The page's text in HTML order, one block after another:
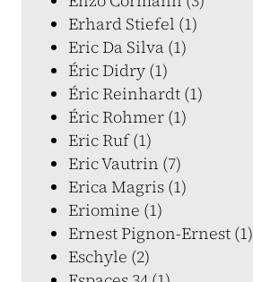
Erhard Stiefel (1)
Eric Da Silva (1)
Éric Didry (1)
Éric Reinhardt (1)
Éric Rohmer (1)
Eric Ruf (1)
Eric Vautrin (7)
Erica Magris (1)
Eriomine (1)
Ernest Pignon-Ernest (1)
Eschyle (2)